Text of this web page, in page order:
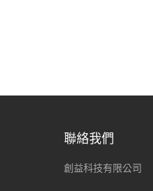
聯絡我們
創益科技有限公司